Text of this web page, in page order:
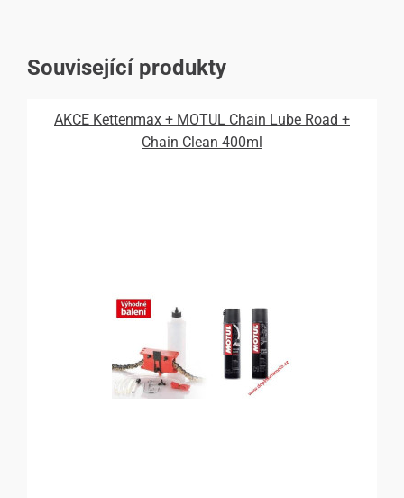
Související produkty
AKCE Kettenmax + MOTUL Chain Lube Road +
Chain Clean 400ml